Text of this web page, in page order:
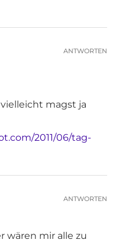
magst ja
2011/06/tag-
ANTWORTEN
wären mir alle zu
ANTWORTEN